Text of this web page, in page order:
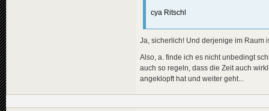
cya Ritschl
Ja, sicherlich! Und derjenige im Raum
Also, a. finde ich es nicht unbedingt
auch so regeln, dass die Zeit auch
angeklopft hat und weiter geht...